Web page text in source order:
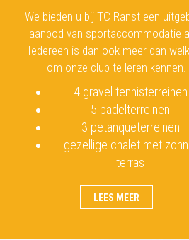
We bieden u bij TC Ranst een
aanbod van sportaccommodatie
Iedereen is dan ook meer dan
om onze club te leren kennen.
4 gravel tennisterreinen
5 padelterreinen
3 petanqueterreinen
gezellige chalet met
terras
LEES MEER